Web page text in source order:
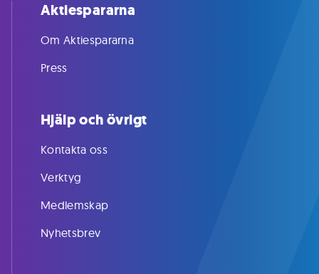
Aktiespararna
Om Aktiespararna
Press
Hjälp och övrigt
Kontakta oss
Verktyg
Medlemskap
Nyhetsbrev